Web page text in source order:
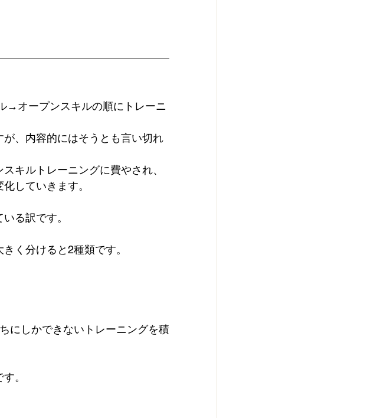
→オープンスキルの順にトレーニ
、内容的にはそうとも言い切れ
キルトレーニングに費やされ、
していきます。
る訳です。
く分けると2種類です。
にしかできないトレーニングを積
。